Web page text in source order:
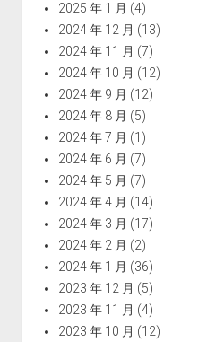
2025 年 1 月 (4)
2024 年 12 月 (13)
2024 年 11 月 (7)
2024 年 10 月 (12)
2024 年 9 月 (12)
2024 年 8 月 (5)
2024 年 7 月 (1)
2024 年 6 月 (7)
2024 年 5 月 (7)
2024 年 4 月 (14)
2024 年 3 月 (17)
2024 年 2 月 (2)
2024 年 1 月 (36)
2023 年 12 月 (5)
2023 年 11 月 (4)
2023 年 10 月 (12)